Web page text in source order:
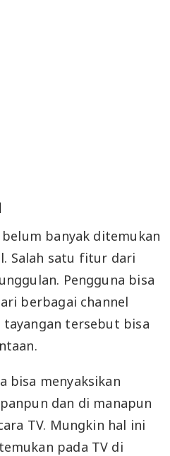
banyak ditemukan
Salah satu fitur dari
Pengguna bisa
berbagai channel
tersebut bisa
bisa menyaksikan
dan di manapun
TV. Mungkin hal ini
pada TV di